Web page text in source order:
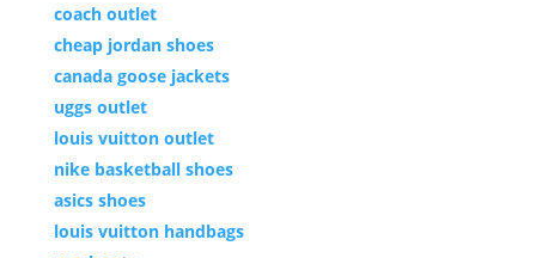
coach outlet
cheap jordan shoes
canada goose jackets
uggs outlet
louis vuitton outlet
nike basketball shoes
asics shoes
louis vuitton handbags